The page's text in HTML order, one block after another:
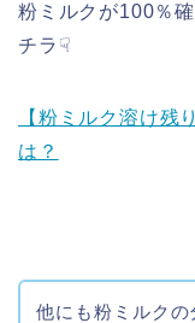
粉ミルクが100％
チラ☟
【粉ミルク溶け残
は？
他にも粉ミルク